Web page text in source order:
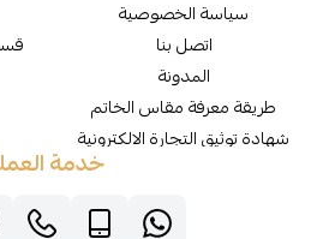
سياسة الخصوصية
اتصل بنا
المدونة
طريقة معرفة مقاس الخاتم
شهادة توثيق التجارة الالكترونية
خدمة